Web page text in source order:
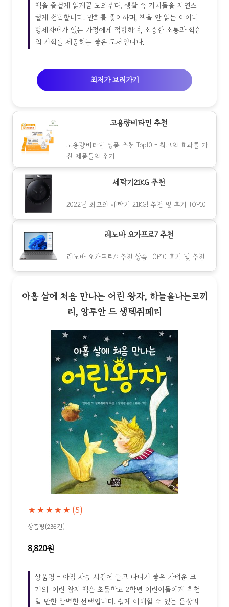
책을 즐겁게 읽게끔 도와주며, 생활 속 가치들을 자연스
럽게 전달합니다. 만화를 좋아하며, 책을 안 읽는 아이나
형제자매가 있는 가정에게 적합하며, 소중한 소통과 학습
의 기회를 제공하는 좋은 도서입니다.
최저가 보러가기
고용량비타민 추천
고용량비타민 상품 추천 Top10 - 최고의 효과를 가
진 제품들의 후기
세탁기21KG 추천
2022년 최고의 세탁기 21KG! 추천 및 후기 TOP10
레노바 요가프로7 추천
레노바 요가프로7: 추천 상품 TOP10 후기 및 추천
아홉 살에 처음 만나는 어린 왕자, 하늘을나는코끼
리, 앙투안 드 생텍쥐페리
★★★★★ (5)
상품평(236건)
8,820원
상품평 - 아침 자습 시간에 들고 다니기 좋은 가벼운 크
기의 '어린 왕자'책은 초등학교 2학년 어린이들에게 추천
할 만한 완벽한 선택입니다. 쉽게 이해할 수 있는 문장과